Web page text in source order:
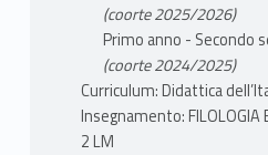
(coorte 2025/2026)
Primo anno - Secondo
(coorte 2024/2025)
Curriculum: Didattica
Insegnamento: FILOLOGIA
2 LM